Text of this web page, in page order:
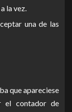
la vez.
una de las
que apareciese
el contador de